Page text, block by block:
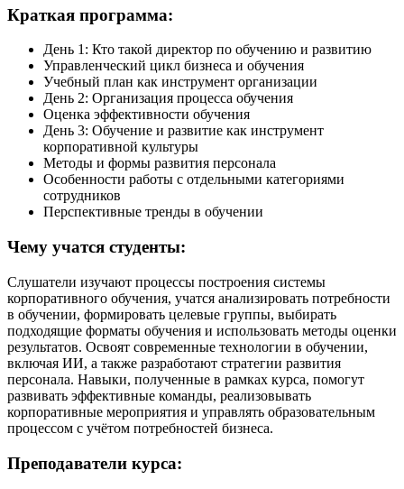
Краткая программа:
День 1: Кто такой директор по обучению и развитию
Управленческий цикл бизнеса и обучения
Учебный план как инструмент организации
День 2: Организация процесса обучения
Оценка эффективности обучения
День 3: Обучение и развитие как инструмент
корпоративной культуры
Методы и формы развития персонала
Особенности работы с отдельными категориями
сотрудников
Перспективные тренды в обучении
Чему учатся студенты:
Слушатели изучают процессы построения системы
корпоративного обучения, учатся анализировать потребности
в обучении, формировать целевые группы, выбирать
подходящие форматы обучения и использовать методы оценки
результатов. Освоят современные технологии в обучении,
включая ИИ, а также разработают стратегии развития
персонала. Навыки, полученные в рамках курса, помогут
развивать эффективные команды, реализовывать
корпоративные мероприятия и управлять образовательным
процессом с учётом потребностей бизнеса.
Преподаватели курса: